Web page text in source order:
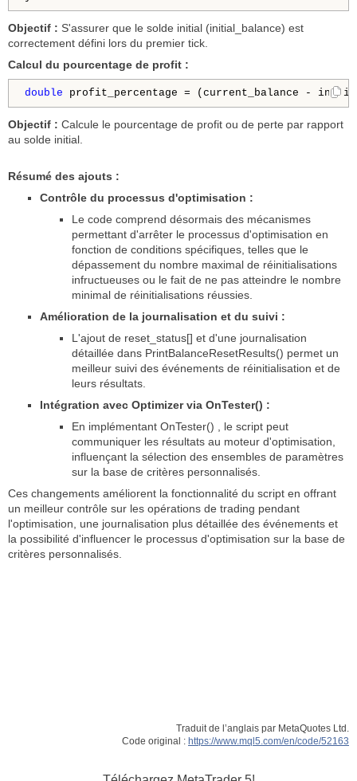
Objectif : S'assurer que le solde initial (initial_balance) est
correctement défini lors du premier tick.
Calcul du pourcentage de profit :
double profit_percentage = (current_balance -
Objectif : Calcule le pourcentage de profit ou de perte par rapport
au solde initial.
Résumé des ajouts :
Contrôle du processus d'optimisation :
Le code comprend désormais des mécanismes
permettant d'arrêter le processus d'optimisation en
fonction de conditions spécifiques, telles que le
dépassement du nombre maximal de réinitialisations
infructueuses ou le fait de ne pas atteindre le nombre
minimal de réinitialisations réussies.
Amélioration de la journalisation et du suivi :
L'ajout de reset_status[] et d'une journalisation
détaillée dans PrintBalanceResetResults() permet un
meilleur suivi des événements de réinitialisation et de
leurs résultats.
Intégration avec Optimizer via OnTester() :
En implémentant OnTester() , le script peut
communiquer les résultats au moteur d'optimisation,
influençant la sélection des ensembles de paramètres
sur la base de critères personnalisés.
Ces changements améliorent la fonctionnalité du script en offrant
un meilleur contrôle sur les opérations de trading pendant
l'optimisation, une journalisation plus détaillée des événements et
la possibilité d'influencer le processus d'optimisation sur la base de
critères personnalisés.
Traduit de l’anglais par MetaQuotes Ltd.
Code original : https://www.mql5.com/en/code/52163